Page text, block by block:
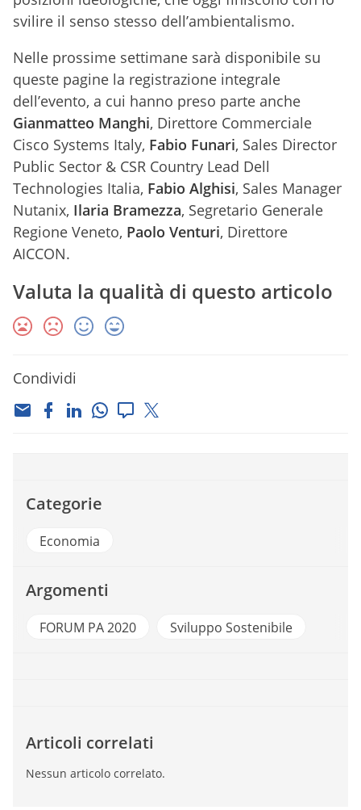
svilire il senso stesso dell’ambientalismo.
Nelle prossime settimane sarà disponibile su
queste pagine la registrazione integrale
dell’evento, a cui hanno preso parte anche
Gianmatteo Manghi, Direttore Commerciale
Cisco Systems Italy, Fabio Funari, Sales Director
Public Sector & CSR Country Lead Dell
Technologies Italia, Fabio Alghisi, Sales Manager
Nutanix, Ilaria Bramezza, Segretario Generale
Regione Veneto, Paolo Venturi, Direttore
AICCON.
Valuta la qualità di questo articolo
Condividi
Categorie
Economia
Argomenti
FORUM PA 2020 Sviluppo Sostenibile
Articoli correlati
Nessun articolo correlato.